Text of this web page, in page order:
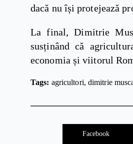
dacă nu își protejează
La final, Dimitrie
susținând că
economia și viitorul
Tags: agricultori dimitrie
Facebook